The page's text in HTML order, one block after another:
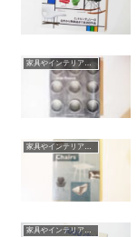
家具やインテリアやプロダクトの話
家具やインテリアやプロダクトの話
家具やインテリアやプロダクトの話